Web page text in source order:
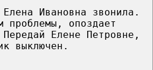
Ивановна звонила.
проблемы, опоздает
Елене Петровне,
выключен.